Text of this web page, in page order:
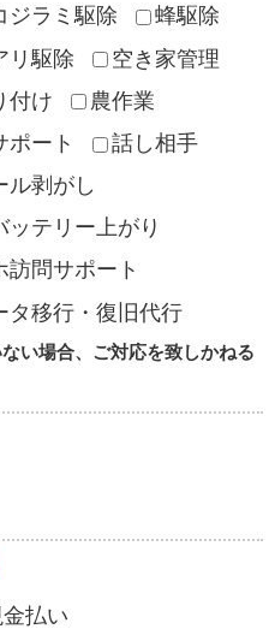
ジラミ駆除
蜂駆除
リ駆除
空き家管理
付け
農作業
ポート
話し相手
ル剥がし
ッテリー上がり
訪問サポート
タ移行・復旧代行
い場合、ご対応を致しかねる
払い